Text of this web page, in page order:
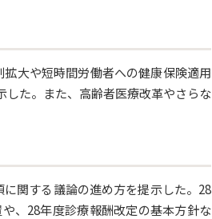
大や短時間労働者への健康保険適用
た。また、高齢者医療改革やさらな
関する議論の進め方を提示した。28
、28年度診療報酬改定の基本方針な